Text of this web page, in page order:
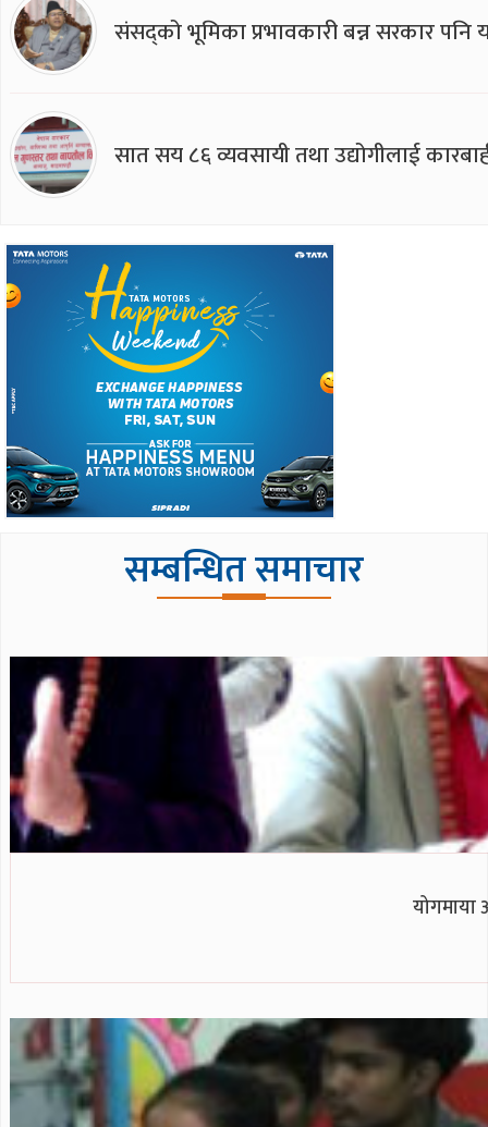
संसद्को भूमिका प्रभावकारी बन्न सरकार पनि
सात सय ८६ व्यवसायी तथा उद्योगीलाई
सम्बन्धित समाचार
योगमाया